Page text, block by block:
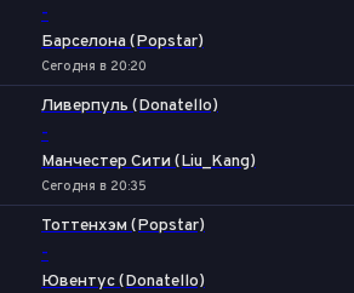
-
Барселона (Popstar)
Сегодня в 20:20
Ливерпуль (Donatello)
-
Манчестер Сити (Liu_Kang)
Сегодня в 20:35
Тоттенхэм (Popstar)
-
Ювентус (Donatello)